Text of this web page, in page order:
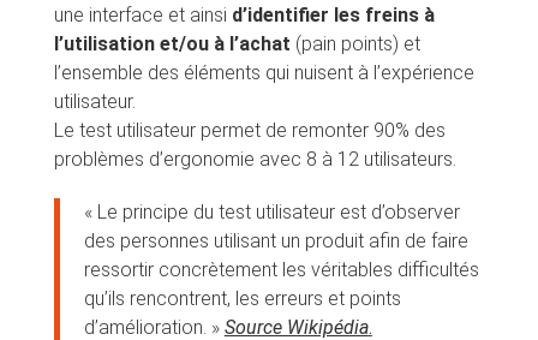
une interface et ainsi d’identifier les freins à
l’utilisation et/ou à l’achat (pain points) et
l’ensemble des éléments qui nuisent à l’expérience
utilisateur.
Le test utilisateur permet de remonter 90% des
problèmes d’ergonomie avec 8 à 12 utilisateurs.
« Le principe du test utilisateur est d’observer
des personnes utilisant un produit afin de faire
ressortir concrètement les véritables difficultés
qu’ils rencontrent, les erreurs et points
d’amélioration. » Source Wikipédia.